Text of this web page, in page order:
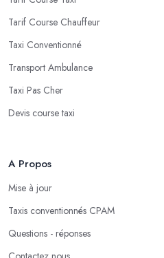
Tarif Course Chauffeur
Taxi Conventionné
Transport Ambulance
Taxi Pas Cher
Devis course taxi
A Propos
Mise à jour
Taxis conventionnés CPAM
Questions - réponses